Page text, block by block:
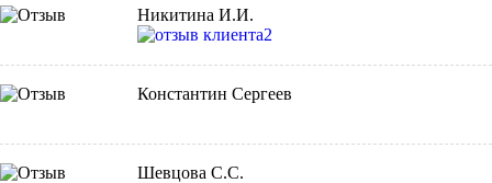
Никитина И.И.
Константин Сергеев
Шевцова С.С.